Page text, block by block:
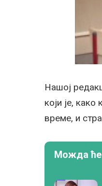
Нашој
који је,
време, и
Можда ће